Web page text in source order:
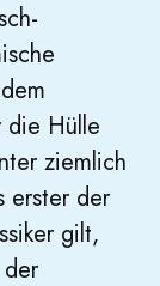
die Hülle
ziemlich
erster der
gilt,